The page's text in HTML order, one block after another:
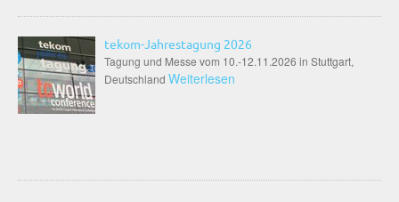
tekom-Jahrestagung 2026
Tagung und Messe vom 10.-12.11.2026 in Stuttgart,
Deutschland Weiterlesen